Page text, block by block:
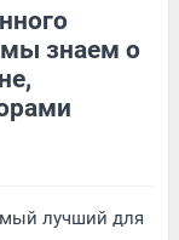
мы знаем о
лучший для